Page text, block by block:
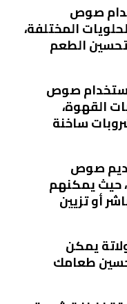
صوص
المختلفة،
الطعم
استخدام صوص
القهوة،
ساخنة
صوص
حيث يمكنهم
أو تزيين
يمكن
طعامك